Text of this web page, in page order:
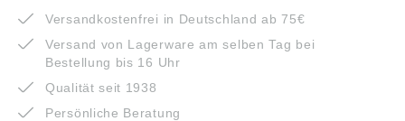
Versandkostenfrei in Deutschland ab 75€
Versand von Lagerware am selben Tag bei
Bestellung bis 16 Uhr
Qualität seit 1938
Persönliche Beratung